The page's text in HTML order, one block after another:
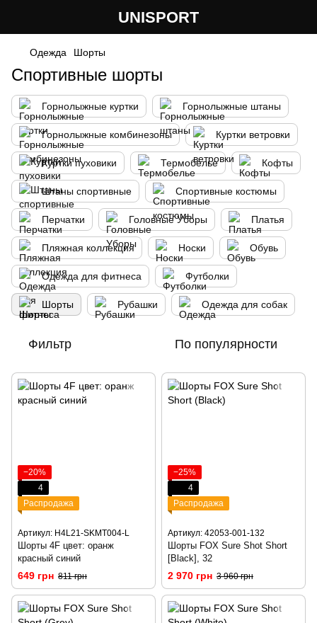
UNISPORT
Одежда Шорты
Спортивные шорты
Горнолыжные куртки Горнолыжные штаны
Горнолыжные комбинезоны Куртки ветровки
Куртки пуховики Термобелье Кофты
Штаны спортивные Спортивные костюмы
Перчатки Головные Уборы Платья
Пляжная коллекция Носки Обувь
Одежда для фитнеса Футболки
Шорты Рубашки Одежда для собак
Фильтр По популярности
−20%
4
Распродажа
Артикул: H4L21-SKMT004-L
Шорты 4F цвет: оранж
красный синий
649 грн 811 грн
−25%
4
Распродажа
Артикул: 42053-001-132
Шорты FOX Sure Shot Short
[Black], 32
2 970 грн 3 960 грн